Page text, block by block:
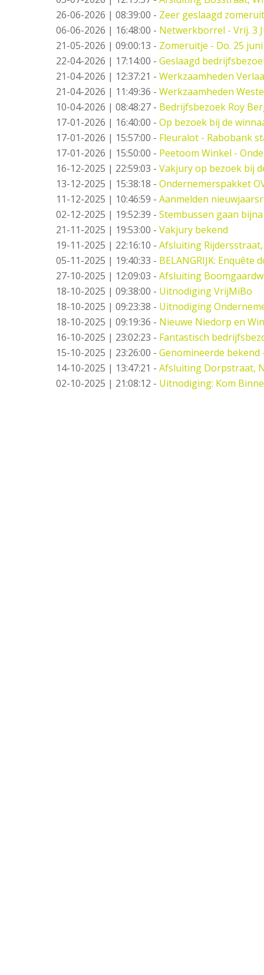
26-06-2026 | 08:39:00 - Zeer geslaagd
06-06-2026 | 16:48:00 - Netwerkborrel - Vrij. 3
21-05-2026 | 09:00:13 - Zomeruitje - Do. 25 juni
22-04-2026 | 17:14:00 - Geslaagd
21-04-2026 | 12:37:21 - Werkzaamheden
21-04-2026 | 11:49:36 - Werkzaamheden
10-04-2026 | 08:48:27 - Bedrijfsbezoek Roy
17-01-2026 | 16:40:00 - Op bezoek bij de
17-01-2026 | 15:57:00 - Fleuralot - Rabobank
17-01-2026 | 15:50:00 - Peetoom Winkel -
16-12-2025 | 22:59:03 - Vakjury op bezoek bij
13-12-2025 | 15:38:18 - Ondernemerspakket
11-12-2025 | 10:46:59 - Aanmelden
02-12-2025 | 19:52:39 - Stembussen gaan
21-11-2025 | 19:53:00 - Vakjury bekend
19-11-2025 | 22:16:10 - Afsluiting
05-11-2025 | 19:40:33 - BELANGRIJK:
27-10-2025 | 12:09:03 - Afsluiting
18-10-2025 | 09:38:00 - Uitnodiging VrijMiBo
18-10-2025 | 09:23:38 - Uitnodiging
18-10-2025 | 09:19:36 - Nieuwe Niedorp en
16-10-2025 | 23:02:23 - Fantastisch
15-10-2025 | 23:26:00 - Genomineerde bekend
14-10-2025 | 13:47:21 - Afsluiting Dorpstraat,
02-10-2025 | 21:08:12 - Uitnodiging: Kom